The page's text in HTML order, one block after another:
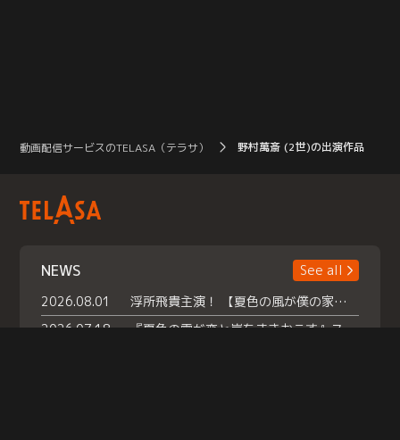
動画配信サービスのTELASA（テラサ） 野村萬斎 (2世)の出演作品
NEWS
See all
2026.08.01
浮所飛貴主演！ 【夏色の風が僕の家にやってきた】 本日よりテラサで独占配信スタート！
2026.07.18
『夏色の雲が恋と嵐をまきおこす』スペシャルメイキング 【Part1】2026年７月18日（土）23時30分～配信スタート！話題のシーンの裏側を大公開！豪華キャスト大集合！ 『武宮家 真夏の家族会議』開催！